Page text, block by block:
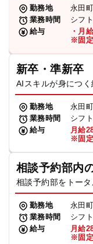
勤務地
永田
業務時間
シフ
給与
・月
※固
新卒・準新卒
AIスキルが身につ
勤務地
永田
業務時間
シフ
給与
月給
※固
相談予約部内
相談予約部をトータ
勤務地
永田
業務時間
シフ
給与
月給
※固